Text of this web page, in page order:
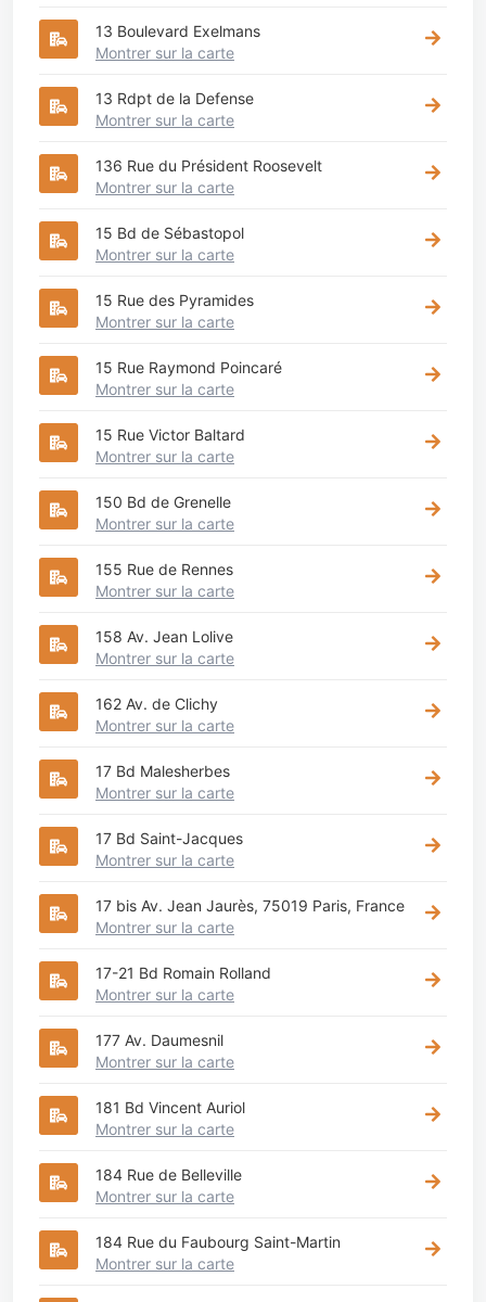
13 Boulevard Exelmans
Montrer sur la carte
13 Rdpt de la Defense
Montrer sur la carte
136 Rue du Président Roosevelt
Montrer sur la carte
15 Bd de Sébastopol
Montrer sur la carte
15 Rue des Pyramides
Montrer sur la carte
15 Rue Raymond Poincaré
Montrer sur la carte
15 Rue Victor Baltard
Montrer sur la carte
150 Bd de Grenelle
Montrer sur la carte
155 Rue de Rennes
Montrer sur la carte
158 Av. Jean Lolive
Montrer sur la carte
162 Av. de Clichy
Montrer sur la carte
17 Bd Malesherbes
Montrer sur la carte
17 Bd Saint-Jacques
Montrer sur la carte
17 bis Av. Jean Jaurès, 75019 Paris, France
Montrer sur la carte
17-21 Bd Romain Rolland
Montrer sur la carte
177 Av. Daumesnil
Montrer sur la carte
181 Bd Vincent Auriol
Montrer sur la carte
184 Rue de Belleville
Montrer sur la carte
184 Rue du Faubourg Saint-Martin
Montrer sur la carte